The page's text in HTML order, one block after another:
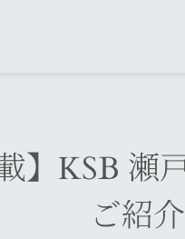
】KSB 瀬
ご紹